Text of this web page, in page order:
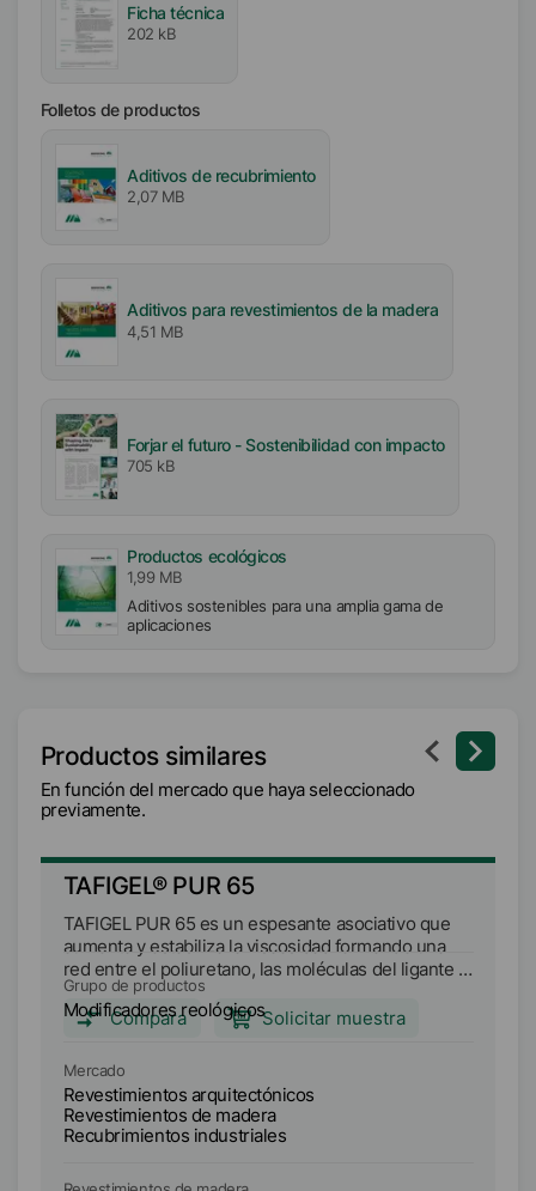
Contenido activo / sólido
%
EMEA
América
Asia/Oceanía
Libre de
Sin COV
Sin organoestaño
Sin biocidas
Ficha técnica
202 kB
Folletos de productos
Aditivos de recubrimiento
2,07 MB
Aditivos para revestimientos de la madera
4,51 MB
Forjar el futuro - Sostenibilidad con impacto
705 kB
Productos ecológicos
1,99 MB
Aditivos sostenibles para una amplia gama de
aplicaciones
Productos similares
En función del mercado que haya seleccionado
previamente.
TAFIGEL® PUR 65
TAFIGEL PUR 65 es un espesante asociativo que
aumenta y estabiliza la viscosidad formando una
red entre el poliuretano, las moléculas del ligante y
otros ingredientes de la pintura. TAFIGEL PUR 65
proporciona un fuerte perfil reológico
adelgazamiento por cizallamiento. Puede utilizarse
solo o en combinación con otros espesantes
TAFIGEL, así como con otras tecnologías de
espesantes. TAFIGEL PUR 65 está diseñado para
Compara Solicitar muestra
Grupo de productos
Modificadores reológicos
Mercado
Revestimientos arquitectónicos
Revestimientos de madera
Recubrimientos industriales